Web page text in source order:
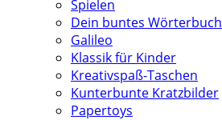
Spielen
Dein buntes Wörterbuch
Galileo
Klassik für Kinder
Kreativspaß-Taschen
Kunterbunte Kratzbilder
Papertoys